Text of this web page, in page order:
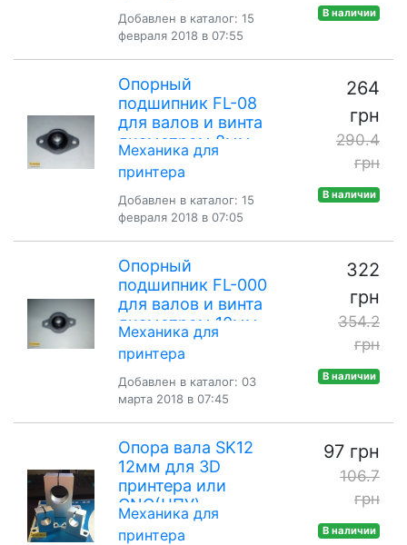
Добавлен в каталог: 15
февраля 2018 в 07:55
В наличии
Опорный
подшипник FL-08
для валов и винта
диаметром 8мм
Механика для
принтера
Добавлен в каталог: 15
февраля 2018 в 07:05
264
грн
290.4
грн
В наличии
Опорный
подшипник FL-000
для валов и винта
диаметром 10мм
Механика для
принтера
Добавлен в каталог: 03
марта 2018 в 07:45
322
грн
354.2
грн
В наличии
Опора вала SK12
12мм для 3D
принтера или
CNC(ЧПУ)
Механика для
принтера
97 грн
106.7
грн
В наличии